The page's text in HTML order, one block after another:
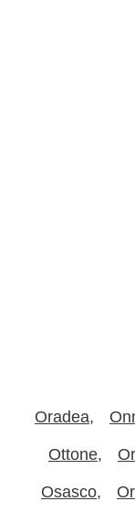
Oradea
Ottone
Osasco